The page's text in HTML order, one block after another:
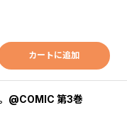
カートに追加
@COMIC 第3巻